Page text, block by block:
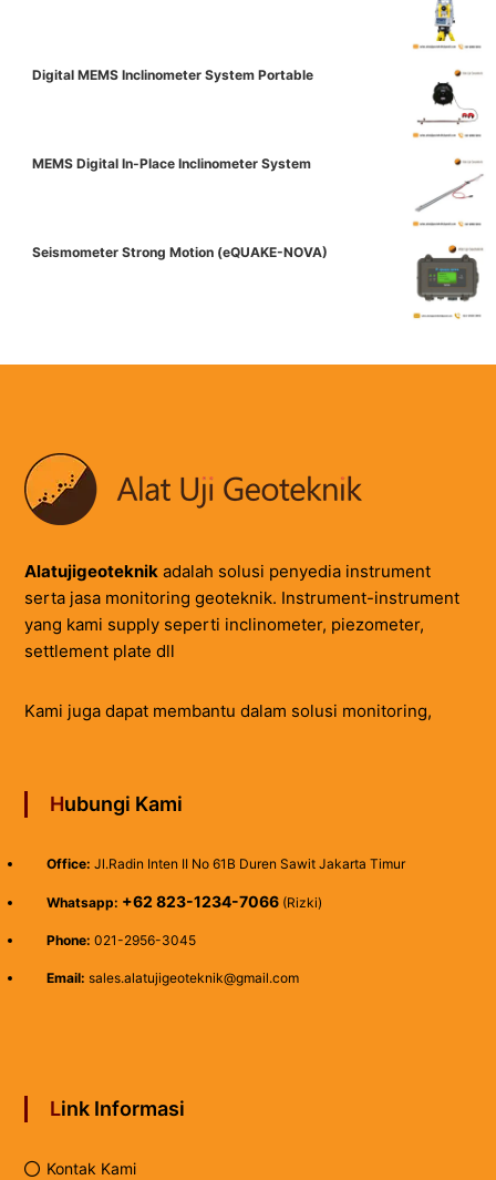
Digital MEMS Inclinometer System Portable
MEMS Digital In-Place Inclinometer System
Seismometer Strong Motion (eQUAKE-NOVA)
Alatujigeoteknikadalah solusi penyedia instrument
serta jasa monitoring geoteknik. Instrument-instrument
yang kami supply seperti inclinometer, piezometer,
settlement plate dll
Kami juga dapat membantu dalam solusi monitoring,
Hubungi Kami
Office: Jl.Radin Inten II No 61B Duren Sawit Jakarta Timur
Whatsapp: +62 823-1234-7066(Rizki)
Phone: 021-2956-3045
Email: sales.alatujigeoteknik@gmail.com
Link Informasi
Kontak Kami